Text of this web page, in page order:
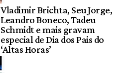
Vladimir Brichta, Seu Jorge,
Leandro Boneco, Tadeu
Schmidt e mais gravam
especial de Dia dos Pais do
‘Altas Horas’